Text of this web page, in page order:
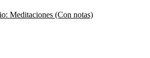
Meditaciones (Con notas)